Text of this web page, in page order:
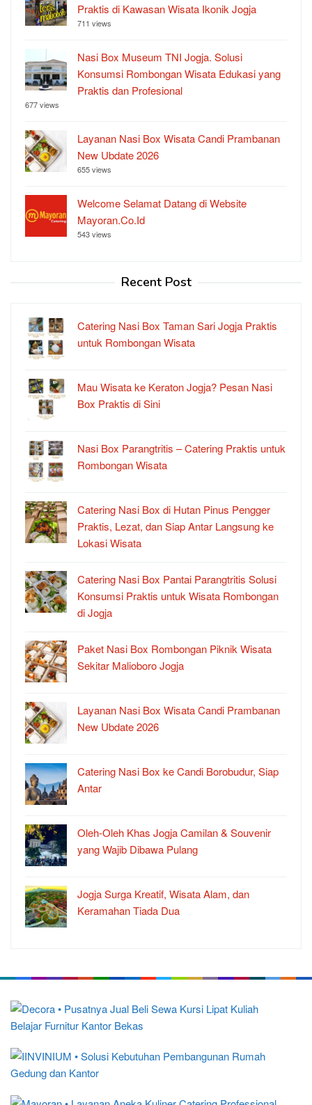
Praktis di Kawasan Wisata Ikonik Jogja
711 views
Nasi Box Museum TNI Jogja. Solusi
Konsumsi Rombongan Wisata Edukasi yang
Praktis dan Profesional
677 views
Layanan Nasi Box Wisata Candi Prambanan
New Ubdate 2026
655 views
Welcome Selamat Datang di Website
Mayoran.Co.Id
543 views
Recent Post
Catering Nasi Box Taman Sari Jogja Praktis
untuk Rombongan Wisata
Mau Wisata ke Keraton Jogja? Pesan Nasi
Box Praktis di Sini
Nasi Box Parangtritis – Catering Praktis untuk
Rombongan Wisata
Catering Nasi Box di Hutan Pinus Pengger
Praktis, Lezat, dan Siap Antar Langsung ke
Lokasi Wisata
Catering Nasi Box Pantai Parangtritis Solusi
Konsumsi Praktis untuk Wisata Rombongan
di Jogja
Paket Nasi Box Rombongan Piknik Wisata
Sekitar Malioboro Jogja
Layanan Nasi Box Wisata Candi Prambanan
New Ubdate 2026
Catering Nasi Box ke Candi Borobudur, Siap
Antar
Oleh-Oleh Khas Jogja Camilan & Souvenir
yang Wajib Dibawa Pulang
Jogja Surga Kreatif, Wisata Alam, dan
Keramahan Tiada Dua